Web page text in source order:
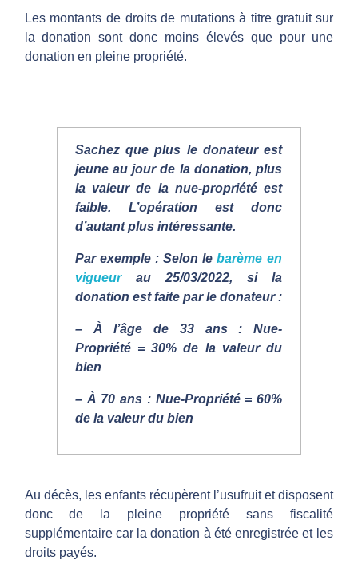
Les montants de droits de mutations à titre gratuit sur
la donation sont donc moins élevés que pour une
donation en pleine propriété.
Sachez que plus le donateur est
jeune au jour de la donation, plus
la valeur de la nue-propriété est
faible. L’opération est donc
d’autant plus intéressante.
Par exemple : Selon le barème en
vigueurau 25/03/2022, si la
donation est faite par le donateur :
– À l’âge de 33 ans : Nue-
Propriété = 30% de la valeur du
bien
– À 70 ans : Nue-Propriété = 60%
de la valeur du bien
Au décès, les enfants récupèrent l’usufruit et disposent
donc de la pleine propriété sans fiscalité
supplémentaire car la donation à été enregistrée et les
droits payés.